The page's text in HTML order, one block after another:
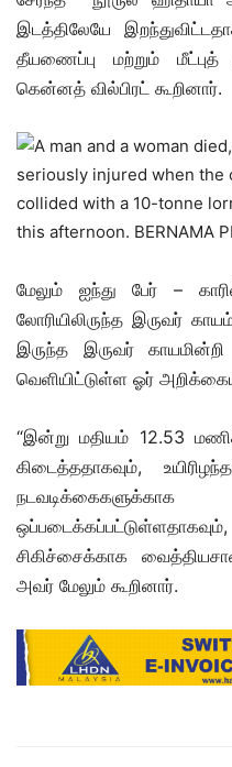
இடத்திலேயே
தீயணைப்பு மற்றும்
கென்னத் வில்பிரட் கூறினார்.
மேலும் ஐந்து பேர் –
லோரியிலிருந்த இருவர்
இருந்த இருவர்
வெளியிட்டுள்ள ஓர்
“இன்று மதியம் 12.53
கிடைத்ததாகவும்,
சிகிச்சைக்காக
அவர் மேலும் கூறினார்.